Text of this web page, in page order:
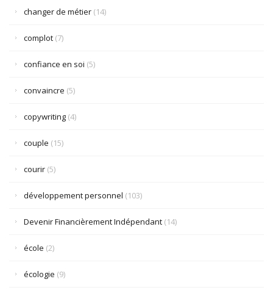
changer de métier (14)
complot (7)
confiance en soi (5)
convaincre (5)
copywriting (4)
couple (15)
courir (5)
développement personnel (103)
Devenir Financièrement Indépendant (14)
école (2)
écologie (9)